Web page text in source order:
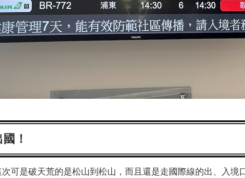
！
可是破天荒的是松山到松山，而且還是走國際線的出、入境